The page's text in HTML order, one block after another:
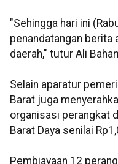
"Sehingga hari ini
penandatangan
daerah," tutur Ali
Selain aparatur
Barat juga
organisasi perangkat
Barat Daya senilai
Pembiayaan 12